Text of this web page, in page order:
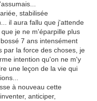
stabilisée
il aura fallu que j'attende
je ne m'éparpille plus
7 ans intensément
par la force des choses, je
intention qu'on ne m'y
une leçon de la vie qui
à nouveau cette
anticiper,